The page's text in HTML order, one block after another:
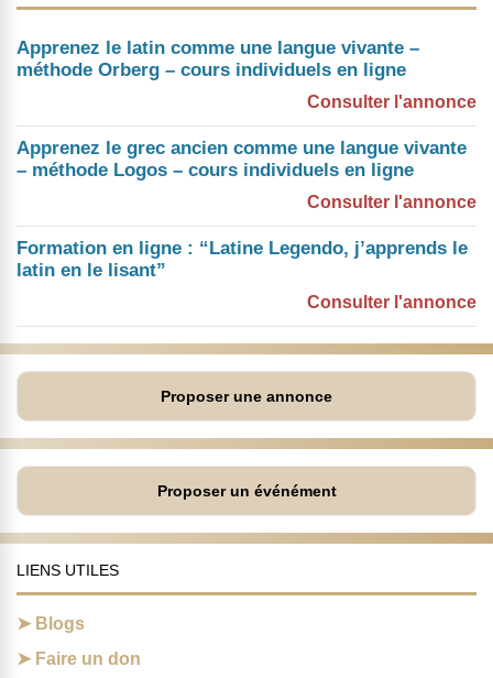
Apprenez le latin comme une langue vivante –
méthode Orberg – cours individuels en ligne
Consulter l'annonce
Apprenez le grec ancien comme une langue vivante
– méthode Logos – cours individuels en ligne
Consulter l'annonce
Formation en ligne : “Latine Legendo, j’apprends le
latin en le lisant”
Consulter l'annonce
Proposer une annonce
Proposer un événément
LIENS UTILES
Blogs
Faire un don